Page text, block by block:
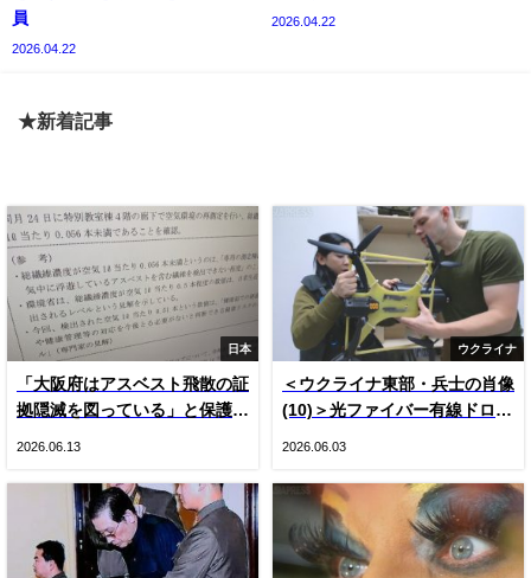
員
2026.04.22
2026.04.22
★新着記事
日本
「大阪府はアスベスト飛散の証
拠隠滅を図っている」と保護者
張否定
2026.06.13
ウクライナ
＜ウクライナ東部・兵士の肖像
(10)＞光ファイバー有線ドロー
2026.06.03